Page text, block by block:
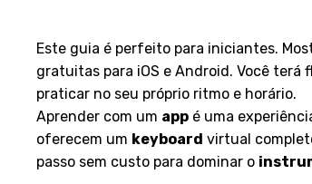
Este guia é perfeito para iniciantes.
gratuitas para iOS e Android. Você terá
praticar no seu próprio ritmo e horário.
Aprender com um app é uma
oferecem um keyboard virtual
passo sem custo para dominar o